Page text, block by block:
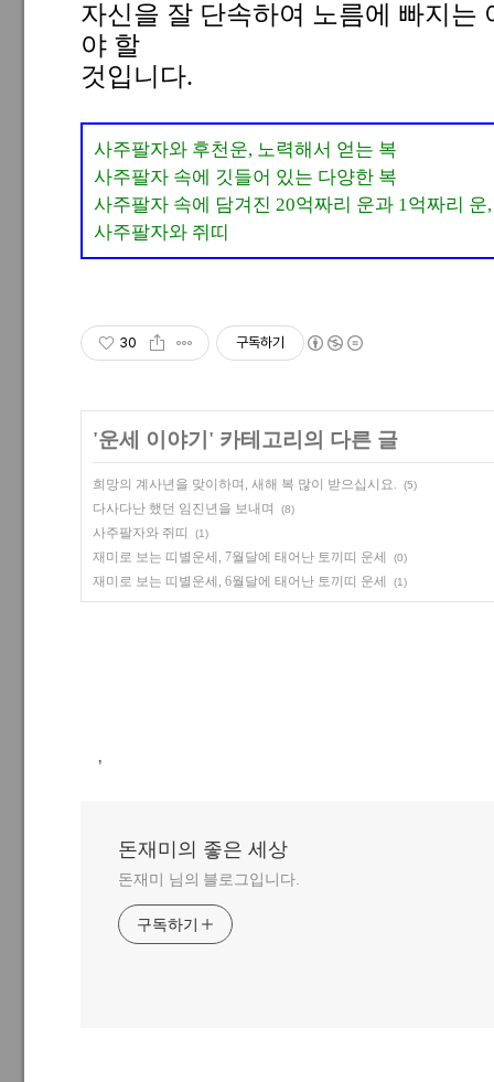
자신을 잘 단속하여 노름에 빠지는
야 할
것입니다.
사주팔자와 후천운, 노력해서 얻는 복
사주팔자 속에 깃들어 있는 다양한 복
사주팔자 속에 담겨진 20억짜리 운과 1억짜리 운
사주팔자와 쥐띠
30 구독하기
'운세 이야기 ' 카테고리의 다른 글
희망의 계사년을 맞이하며, 새해 복 많이 받으십시요. (5)
다사다난 했던 임진년을 보내며 (8)
사주팔자와 쥐띠 (1)
재미로 보는 띠별운세, 7월달에 태어난 토끼띠 운세 (0)
재미로 보는 띠별운세, 6월달에 태어난 토끼띠 운세 (1)
,
돈재미의 좋은 세상
돈재미 님의 블로그입니다.
구독하기